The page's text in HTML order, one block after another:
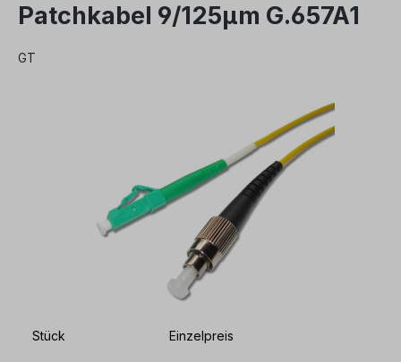
Patchkabel 9/125µm G.657A1
GT
Stück Einzelpreis